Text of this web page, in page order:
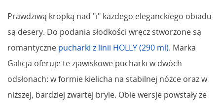
Prawdziwą kropką nad "i" każdego eleganckiego obiadu
są desery. Do podania słodkości wręcz stworzone są
romantyczne pucharki z linii HOLLY (290 ml). Marka
Galicja oferuje te zjawiskowe pucharki w dwóch
odsłonach: w formie kielicha na stabilnej nóżce oraz w
niższej, bardziej zwartej bryle. Obie wersje powstały ze